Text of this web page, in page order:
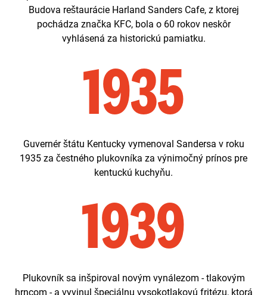
Budova reštaurácie Harland Sanders Cafe, z ktorej
pochádza značka KFC, bola o 60 rokov neskôr
vyhlásená za historickú pamiatku.
1935
Guvernér štátu Kentucky vymenoval Sandersa v roku
1935 za čestného plukovníka za výnimočný prínos pre
kentuckú kuchyňu.
1939
Plukovník sa inšpiroval novým vynálezom - tlakovým
hrncom - a vyvinul špeciálnu vysokotlakovú fritézu, ktorá